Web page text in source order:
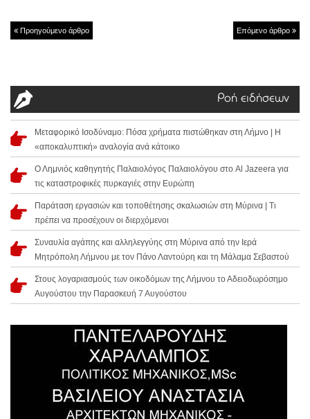
Προηγούμενο άρθρο Επόμενο άρθρο
Ροή ειδήσεων
Μεταφορικό Ισοδύναμο: Πόσα χρήματα πιστώθηκαν στη Λήμνο | Η
«αποκαλυπτική» αναλογία ανά κάτοικο
Ο Λημνιός καθηγητής Παλαιολόγος Παλαιολόγου στο Al Jazeera για
τις καταστροφικές πυρκαγιές στην Ευρώπη
Παράταση εργασιών και τοποθέτησης σκαλωσιών στη Μύρινα | Τι
πρέπει να προσέχουν οι διερχόμενοι
Συναυλία αγάπης και αλληλεγγύης στη Μύρινα από την Ιερά
Μητρόπολη Λήμνου με τον Πάνο Λαντούρη και τη Μάλαμα Σεβαστού
Στους λογαριασμούς των οικοδόμων της Λήμνου το Αδειοδωρόσημο
Αυγούστου την Παρασκευή 7 Αυγούστου